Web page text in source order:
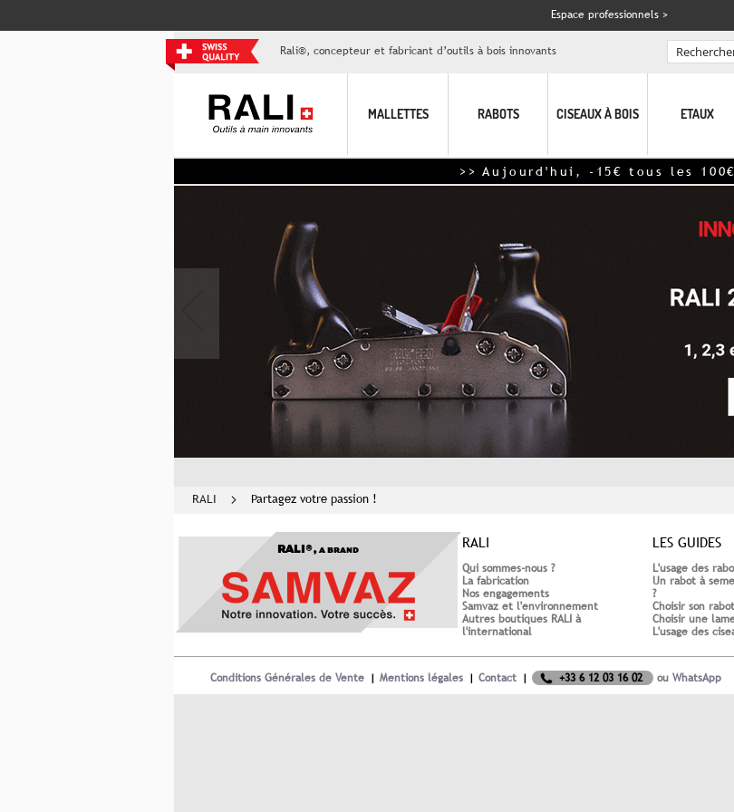
Espace professionnels >
Rali®, concepteur et fabricant d’outils à bois innovants
MALLETTES RABOTS CISEAUX À BOIS ETAUX
>> Aujourd'hui, -15€ tous les 100€
RALI Partagez votre passion !
RALI®, A BRAND
RALI
Qui sommes-nous ?
La fabrication
Nos engagements
Samvaz et l'environnement
Autres boutiques RALI à
l'international
LES GUIDES
L'usage des
Un rabot à
?
Choisir son
Choisir une
L'usage des
Conditions Générales de Vente Mentions légales Contact +33 6 12 03 16 02 ou WhatsApp